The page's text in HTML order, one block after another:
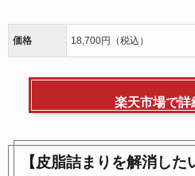
価格 18,700円（税込）
楽天市場で詳
【皮脂詰まりを解消し